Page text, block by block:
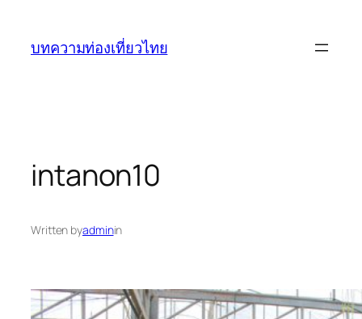
บทความท่องเที่ยวไทย
intanon10
Written byadminin